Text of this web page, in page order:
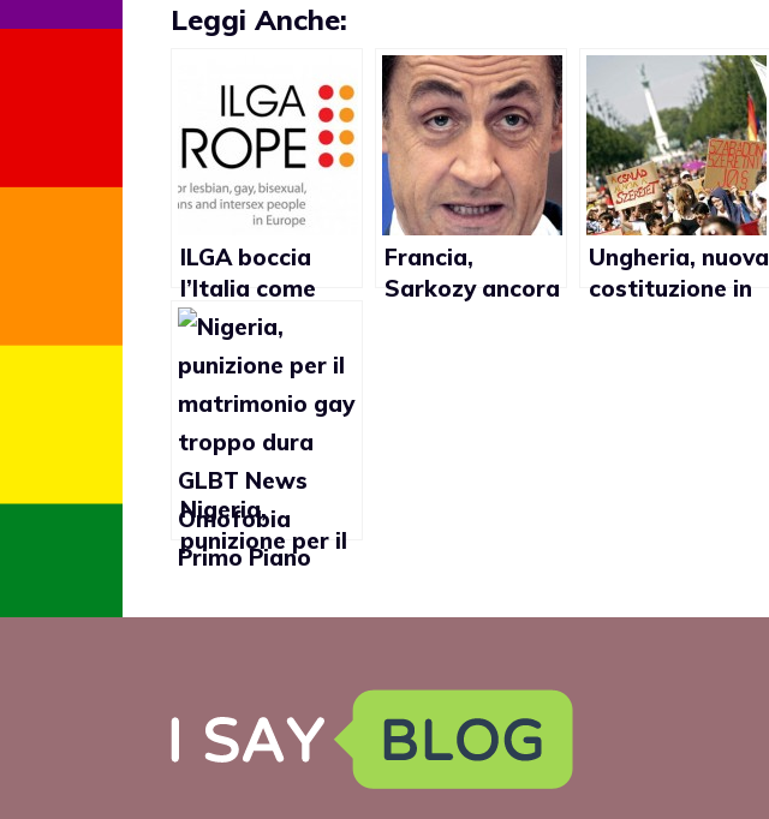
Leggi Anche:
ILGA boccia
l’Italia come
paese meno
gay friendly in
Europa dopo
Cipro
Francia,
Sarkozy ancora
Ungheria, nuova
costituzione in
Nigeria,
punizione per il
matrimonio gay